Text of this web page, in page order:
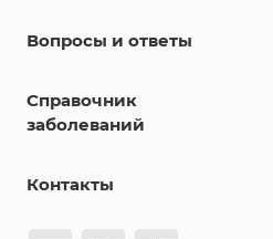
Вопросы и ответы
Справочник
заболеваний
Контакты